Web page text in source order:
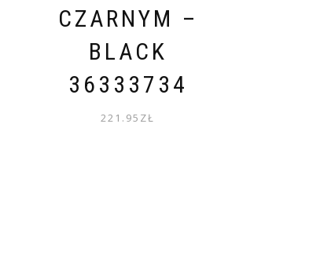
CZARNYM –
BLACK
36333734
221.95 ZŁ